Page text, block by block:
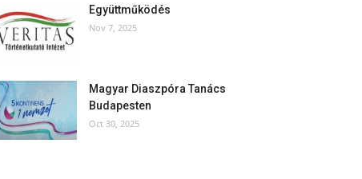
Együttműködés
Nov 7, 2025
Magyar Diaszpóra Tanács
Budapesten
Oct 30, 2025